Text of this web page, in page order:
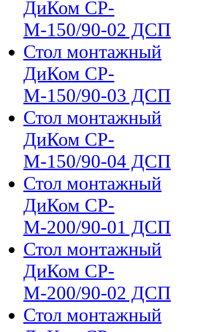
ДиКом СР-
М-150/90-02 ДСП
Стол монтажный
ДиКом СР-
М-150/90-03 ДСП
Стол монтажный
ДиКом СР-
М-150/90-04 ДСП
Стол монтажный
ДиКом СР-
М-200/90-01 ДСП
Стол монтажный
ДиКом СР-
М-200/90-02 ДСП
Стол монтажный